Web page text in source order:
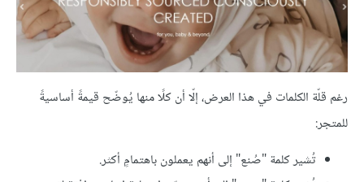
رغم قلّة الكلمات في هذا العرض، إلّا أن كلًا منها يُوضّح قيمةً أساسيةً
للمتجر:
تُشير كلمة "صُنع" إلى أنهم يعملون باهتمامٍ أكثر.